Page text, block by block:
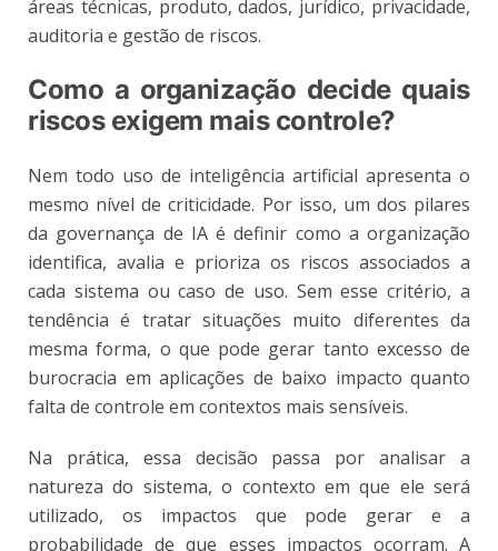
áreas técnicas, produto, dados, jurídico, privacidade,
auditoria e gestão de riscos.
Como a organização decide quais
riscos exigem mais controle?
Nem todo uso de inteligência artificial apresenta o
mesmo nível de criticidade. Por isso, um dos pilares
da governança de IA é definir como a organização
identifica, avalia e prioriza os riscos associados a
cada sistema ou caso de uso. Sem esse critério, a
tendência é tratar situações muito diferentes da
mesma forma, o que pode gerar tanto excesso de
burocracia em aplicações de baixo impacto quanto
falta de controle em contextos mais sensíveis.
Na prática, essa decisão passa por analisar a
natureza do sistema, o contexto em que ele será
utilizado, os impactos que pode gerar e a
probabilidade de que esses impactos ocorram. A